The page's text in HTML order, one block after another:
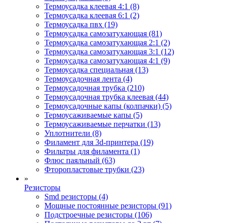
Термоусадка клеевая 4:1 (8)
Термоусадка клеевая 6:1 (2)
Термоусадка пвх (19)
Термоусадка самозатухающая (81)
Термоусадка самозатухающая 2:1 (2)
Термоусадка самозатухающая 3:1 (12)
Термоусадка самозатухающая 4:1 (9)
Термоусадка специальная (13)
Термоусадочная лента (4)
Термоусадочная трубка (210)
Термоусадочная трубка клеевая (44)
Термоусадочные капы (колпачки) (5)
Термоусаживаемые капы (5)
Термоусаживаемые перчатки (13)
Уплотнители (8)
Филамент для 3d-принтера (19)
Фильтры для филамента (1)
Флюс паяльный (63)
Фторопластовые трубки (23)
»
Резисторы
Smd резисторы (4)
Мощные постоянные резисторы (91)
Подстроечные резисторы (106)